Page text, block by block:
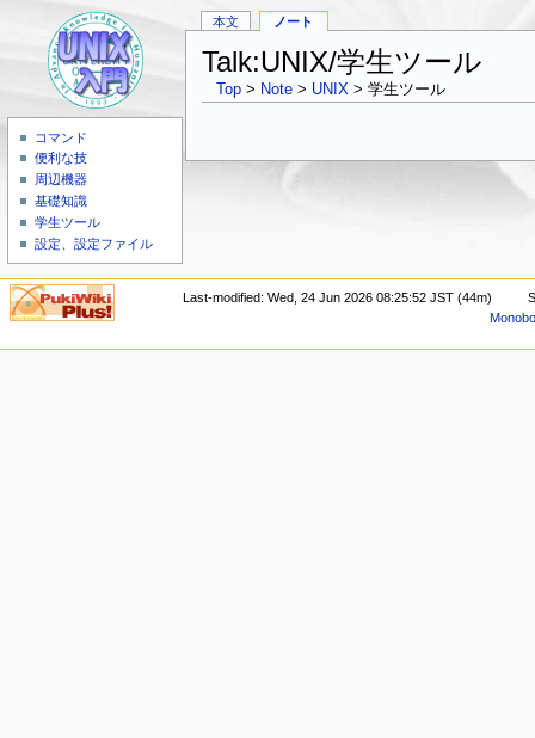
コマンド
便利な技
周辺機器
基礎知識
学生ツール
設定、設定ファイル
本文 ノート
Talk:UNIX/学生ツール
Top > Note > UNIX > 学生ツール
Last-modified: Wed, 24 Jun 2026 08:25:52 JST (44m)